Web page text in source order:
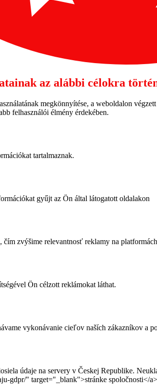
az alábbi célokra
megkönnyítése, a weboldalon
felhasználói élmény érdekében.
tartalmaznak.
gyűjt az Ön által látogatott oldalakon
zvýšime relevantnosť reklamy na
Ön célzott reklámokat láthat.
vykonávanie cieľov naších zákazníkov
údaje na servery v Českej Republike.
gdpr/" target="_blank">stránke spoločnosti</a>